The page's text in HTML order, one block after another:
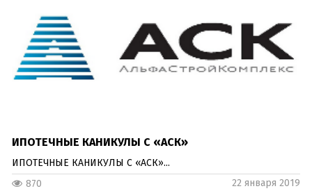
ИПОТЕЧНЫЕ КАНИКУЛЫ С «АСК»
ИПОТЕЧНЫЕ КАНИКУЛЫ С «АСК»...
870
22 января 2019